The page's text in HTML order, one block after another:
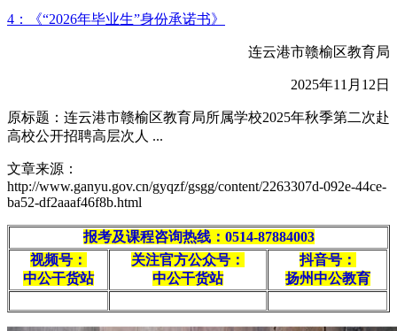
4：《“2026年毕业生”身份承诺书》
连云港市赣榆区教育局
2025年11月12日
原标题：连云港市赣榆区教育局所属学校2025年秋季第二次赴
高校公开招聘高层次人 ...
文章来源：
http://www.ganyu.gov.cn/gyqzf/gsgg/content/2263307d-092e-44ce-
ba52-df2aaaf46f8b.html
报考及课程咨询热线：0514-87884003
视频号：
中公干货站
关注官方公众号：
中公干货站
抖音号：
扬州中公教育